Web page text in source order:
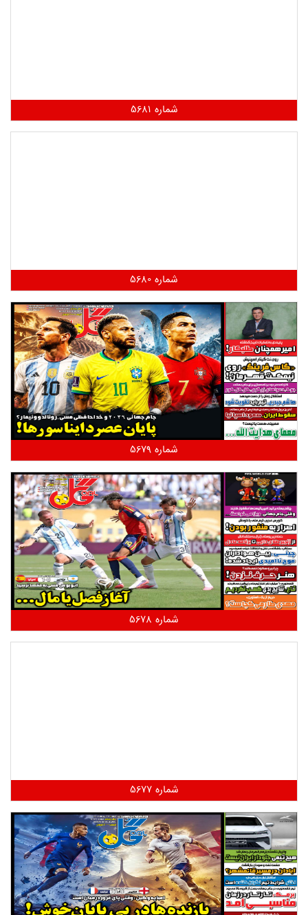
شماره 5681
شماره 5680
شماره 5679
شماره 5678
شماره 5677